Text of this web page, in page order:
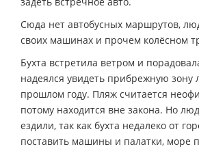
Сюда нет автобусных маршрутов,
своих машинах и прочем колёсном
Бухта встретила ветром и
надеялся увидеть прибрежную зону
прошлом году. Пляж считается
потому находится вне закона. Но
ездили, так как бухта недалеко от
поставить машины и палатки, море